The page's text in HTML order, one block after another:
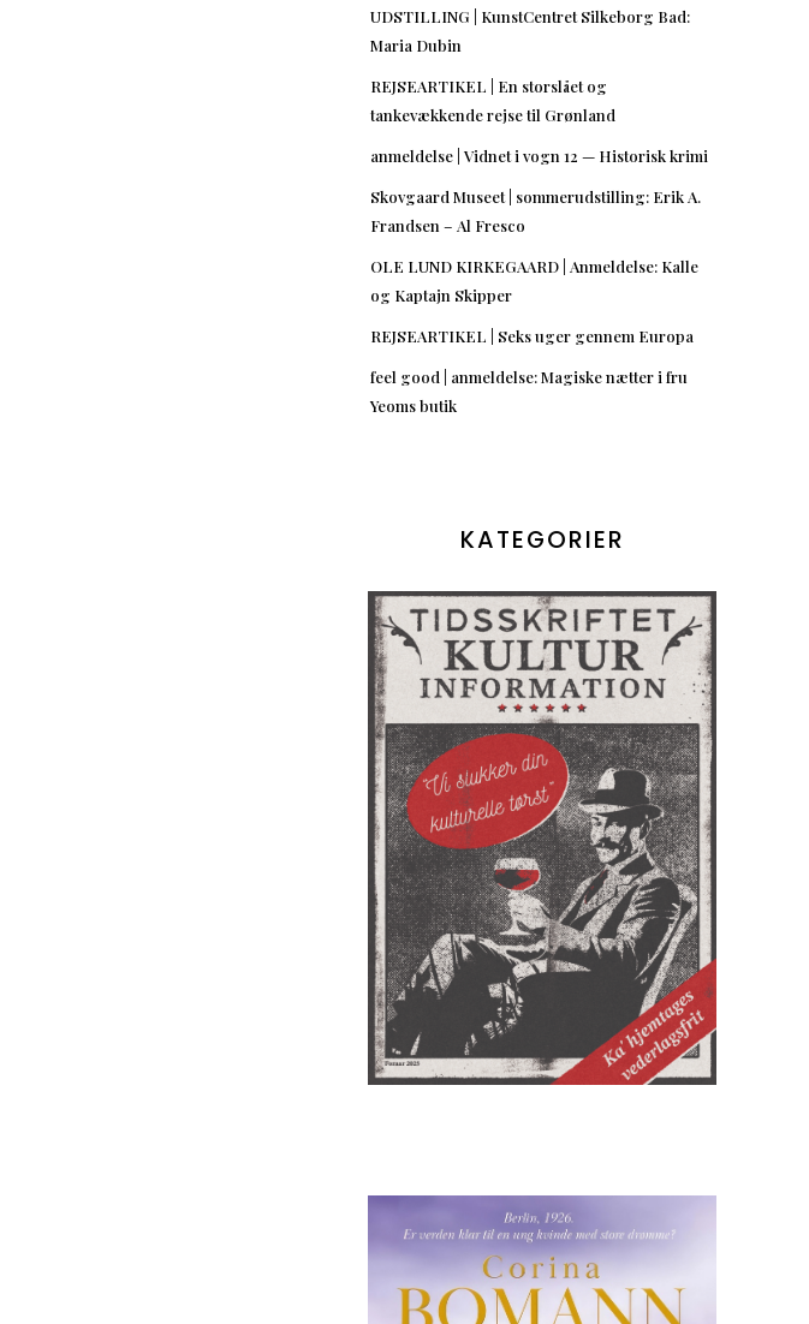
UDSTILLING | KunstCentret Silkeborg Bad:
Maria Dubin
REJSEARTIKEL | En storslået og
tankevækkende rejse til Grønland
anmeldelse | Vidnet i vogn 12 — Historisk krimi
Skovgaard Museet | sommerudstilling: Erik A.
Frandsen – Al Fresco
OLE LUND KIRKEGAARD | Anmeldelse: Kalle
og Kaptajn Skipper
REJSEARTIKEL | Seks uger gennem Europa
feel good | anmeldelse: Magiske nætter i fru
Yeoms butik
KATEGORIER